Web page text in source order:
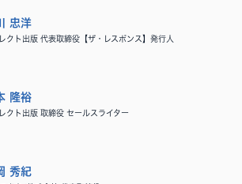
忠洋
クト出版 代表取締役【ザ・レスポンス】発行人
隆裕
クト出版 取締役 セールスライター
秀紀